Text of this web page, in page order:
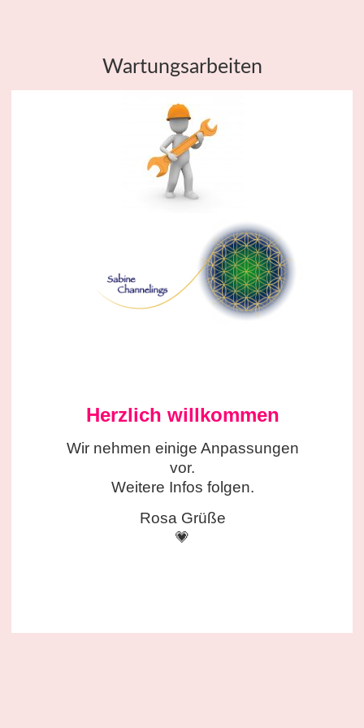
Wartungsarbeiten
Herzlich willkommen
Wir nehmen einige Anpassungen
vor.
Weitere Infos folgen.
Rosa Grüße
💗